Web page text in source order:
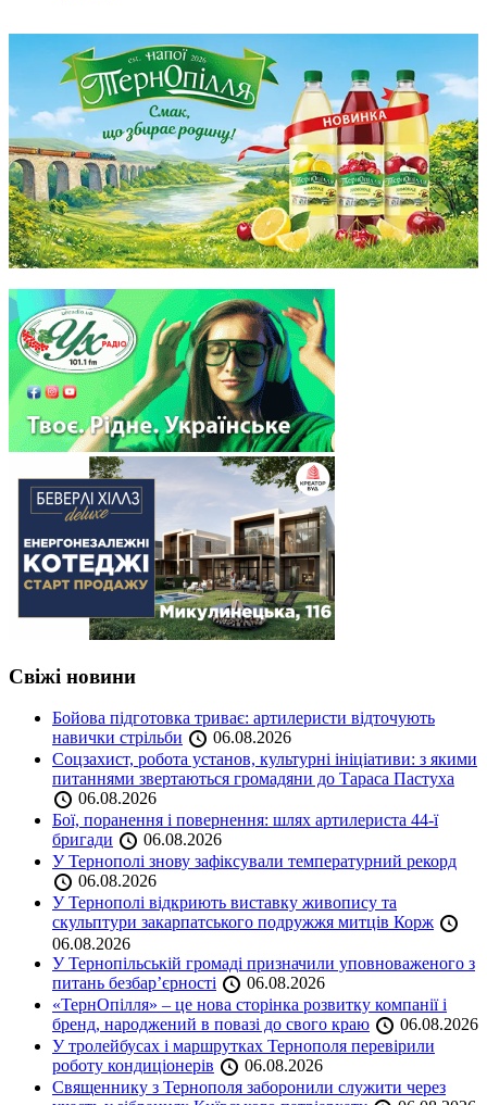
Свіжі новини
Бойова підготовка триває: артилеристи відточують
навички стрільби
06.08.2026
Соцзахист, робота установ, культурні ініціативи: з якими
питаннями звертаються громадяни до Тараса Пастуха
06.08.2026
Бої, поранення і повернення: шлях артилериста 44-ї
бригади
06.08.2026
У Тернополі знову зафіксували температурний рекорд
06.08.2026
У Тернополі відкриють виставку живопису та
скульптури закарпатського подружжя митців Корж
06.08.2026
У Тернопільській громаді призначили уповноваженого з
питань безбар’єрності
06.08.2026
«ТернОпілля» – це нова сторінка розвитку компанії і
бренд, народжений в повазі до свого краю
06.08.2026
У тролейбусах і маршрутках Тернополя перевірили
роботу кондиціонерів
06.08.2026
Священнику з Тернополя заборонили служити через